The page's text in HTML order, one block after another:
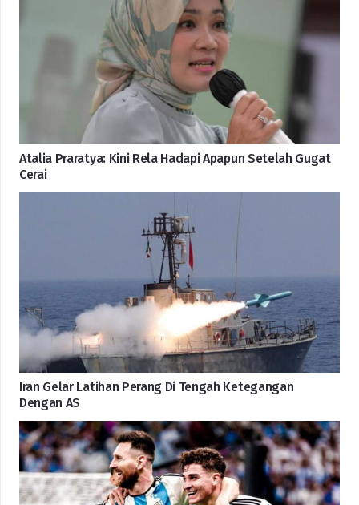
Atalia Praratya: Kini Rela Hadapi Apapun Setelah Gugat
Cerai
Iran Gelar Latihan Perang Di Tengah Ketegangan
Dengan AS